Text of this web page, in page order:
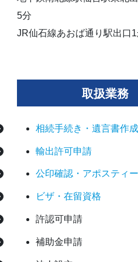
5分
JR仙石線あおば通り駅出口
取扱業務
相続手続き・遺言書作成
輸出許可申請
公印確認・アポスティ
ビザ・在留資格
許認可申請
補助金申請